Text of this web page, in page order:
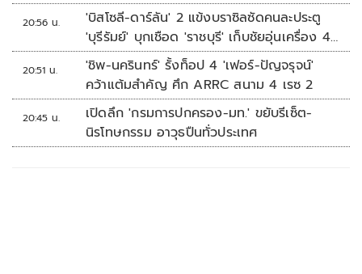
20:56 น.
'บิสโซลี-ดาร์ลัน' 2 แข้งบราซิลซัดคนละประตู
'บุรีรัมย์' บุกเชือด 'ราชบุรี' เก็บชัยอุ่นเครื่อง 4
นัดรวด
20:51 น.
'ชิพ-นครินทร์' รั้งท็อป 4 'เฟอร์-ปัญจรุจน์'
คว้าแต้มสำคัญ ศึก ARRC สนาม 4 เรซ 2
20:45 น.
เปิดลึก 'กรมการปกครอง-มท.' ขยับรีเซ็ต-
นิรโทษกรรม อาวุธปืนทั่วประเทศ